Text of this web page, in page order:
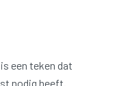
een teken dat
nodig heeft.